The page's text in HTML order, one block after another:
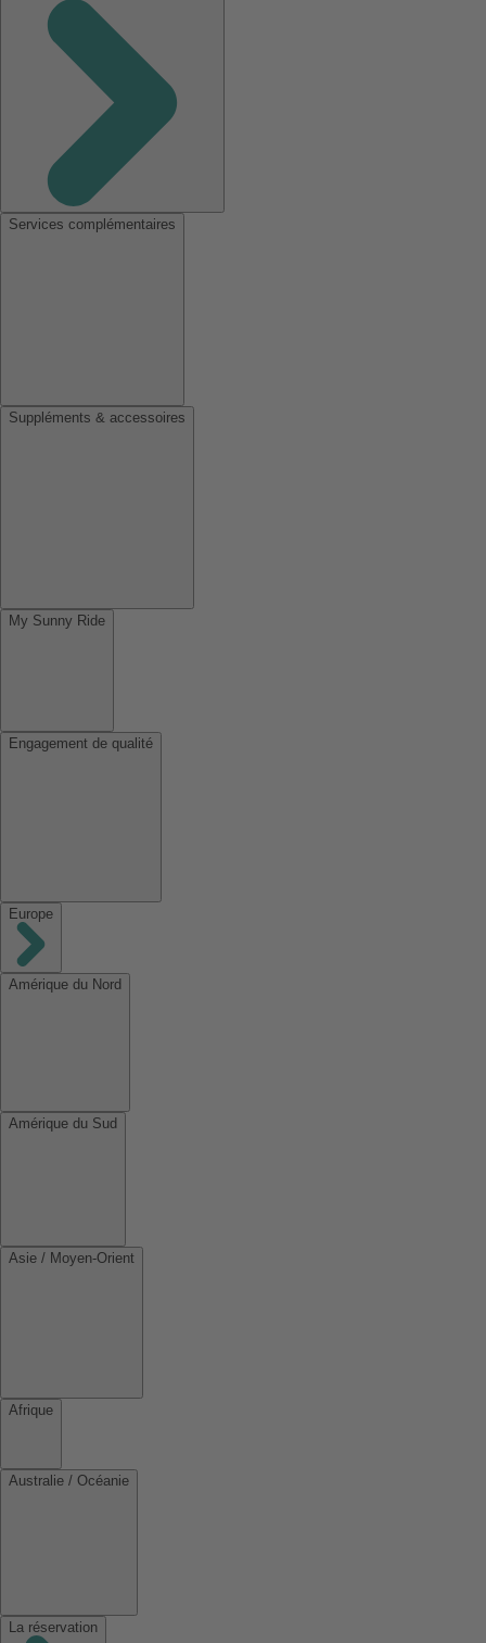
Services complémentaires
Suppléments & accessoires
My Sunny Ride
Engagement de qualité
Europe
Amérique du Nord
Amérique du Sud
Asie / Moyen-Orient
Afrique
Australie / Océanie
La réservation